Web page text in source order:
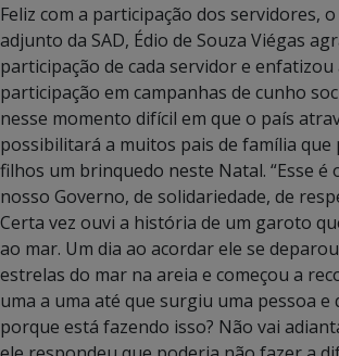
Feliz com a participação dos servidores,
adjunto da SAD, Édio de Souza Viégas
participação de cada servidor e
participação em campanhas de cunho
nesse momento difícil em que o país
possibilitará a muitos pais de família que
filhos um brinquedo neste Natal. “Esse é
nosso Governo, de solidariedade, de
Certa vez ouvi a história de um garoto
ao mar. Um dia ao acordar ele se
estrelas do mar na areia e começou a
uma a uma até que surgiu uma pessoa e
porque está fazendo isso? Não vai